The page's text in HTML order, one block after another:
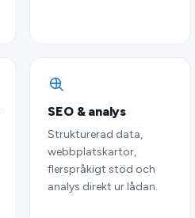
SEO & analys
Strukturerad data,
webbplatskartor,
flerspråkigt stöd och
analys direkt ur lådan.